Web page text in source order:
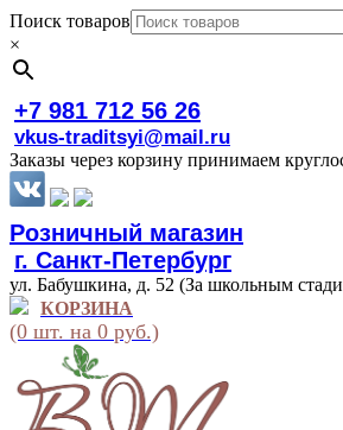
Поиск товаров
×
+7 981 712 56 26
vkus-traditsyi@mail.ru
Заказы через корзину принимаем
Розничный магазин
г. Санкт-Петербург
ул. Бабушкина, д. 52 (За школьным
КОРЗИНА
(0 шт. на 0 руб.)